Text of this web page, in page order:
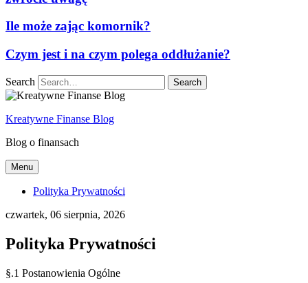
Ile może zając komornik?
Czym jest i na czym polega oddłużanie?
Search
Kreatywne Finanse Blog
Blog o finansach
Menu
Polityka Prywatności
czwartek, 06 sierpnia, 2026
Polityka Prywatności
§.1 Postanowienia Ogólne